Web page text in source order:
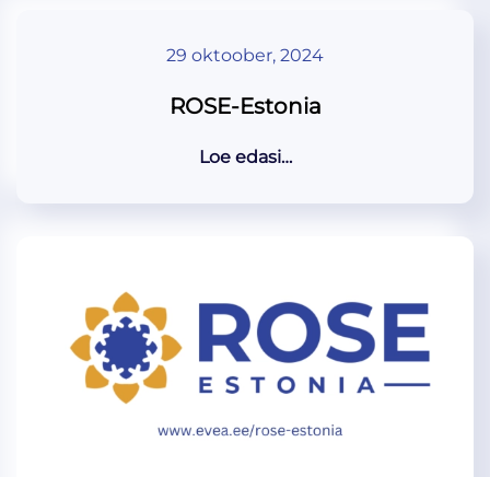
29 oktoober, 2024
ROSE-Estonia
Loe edasi…